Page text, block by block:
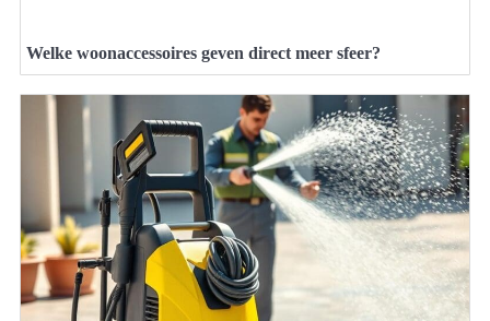
Welke woonaccessoires geven direct meer sfeer?